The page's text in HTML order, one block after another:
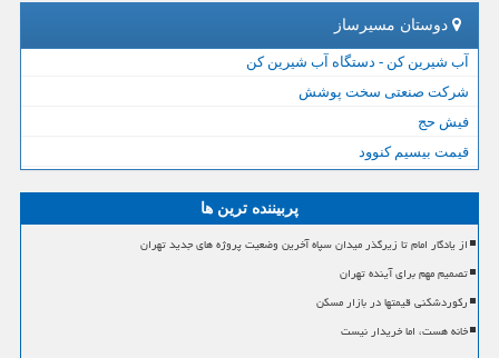
دوستان مسیرساز
آب شیرین کن - دستگاه آب شیرین کن
شرکت صنعتی سخت پوشش
فیش حج
قیمت بیسیم کنوود
پربیننده ترین ها
از یادگار امام تا زیرگذر میدان سپاه آخرین وضعیت پروژه های جدید تهران
تصمیم مهم برای آینده تهران
رکوردشکنی قیمتها در بازار مسکن
خانه هست، اما خریدار نیست